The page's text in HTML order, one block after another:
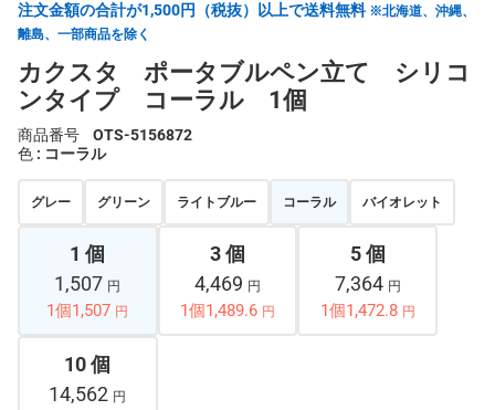
注文金額の合計が1,500円（税抜）以上で送料無料 ※北海道、沖縄、
離島、一部商品を除く
カクスタ ポータブルペン立て シリコ
ンタイプ コーラル 1個
商品番号
OTS-5156872
色 : コーラル
グレー グリーン ライトブルー コーラル バイオレット
1 個
1,507 円
1個1,507 円
3 個
4,469 円
1個1,489.6 円
5 個
7,364 円
1個1,472.8 円
10 個
14,562 円